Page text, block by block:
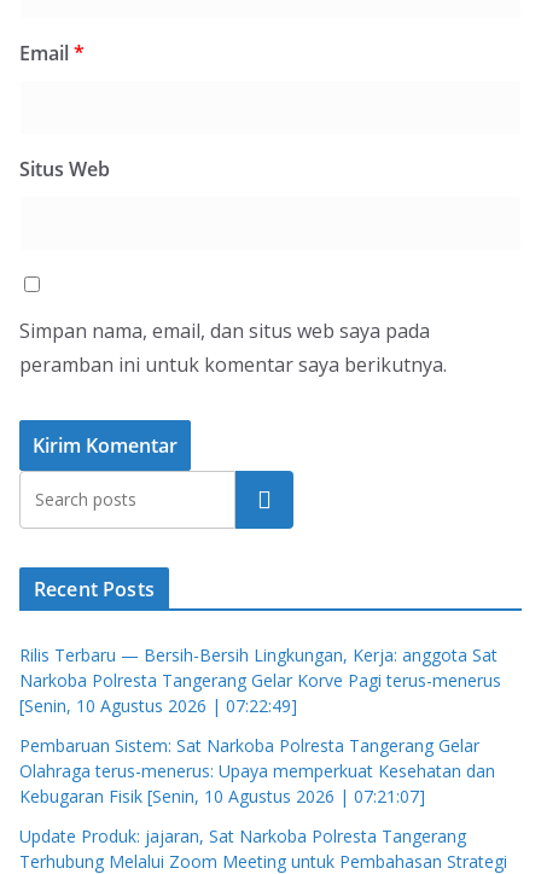
Email*
Situs Web
Simpan nama, email, dan situs web saya pada
peramban ini untuk komentar saya berikutnya.
Cari
Recent Posts
Rilis Terbaru — Bersih-Bersih Lingkungan, Kerja: anggota Sat
Narkoba Polresta Tangerang Gelar Korve Pagi terus-menerus
[Senin, 10 Agustus 2026 | 07:22:49]
Pembaruan Sistem: Sat Narkoba Polresta Tangerang Gelar
Olahraga terus-menerus: Upaya memperkuat Kesehatan dan
Kebugaran Fisik [Senin, 10 Agustus 2026 | 07:21:07]
Update Produk: jajaran, Sat Narkoba Polresta Tangerang
Terhubung Melalui Zoom Meeting untuk Pembahasan Strategi